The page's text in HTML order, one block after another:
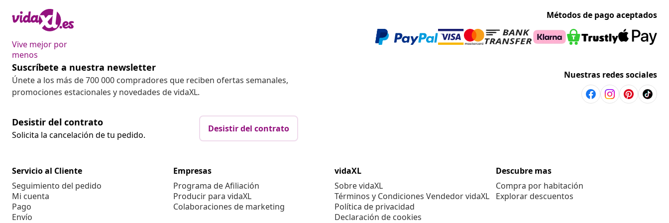
Vive mejor por
menos
Métodos de pago aceptados
Suscríbete a nuestra newsletter
Únete a los más de 700 000 compradores que reciben ofertas semanales,
promociones estacionales y novedades de vidaXL.
Nuestras redes sociales
Desistir del contrato
Solicita la cancelación de tu pedido.
Desistir del contrato
Servicio al Cliente
Seguimiento del pedido
Mi cuenta
Pago
Envío
Empresas
Programa de Afiliación
Producir para vidaXL
Colaboraciones de marketing
vidaXL
Sobre vidaXL
Términos y Condiciones Vendedor vidaXL
Política de privacidad
Declaración de cookies
Descubre mas
Compra por habitación
Explorar descuentos